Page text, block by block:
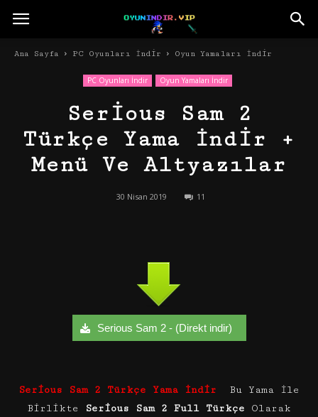
Ana Sayfa PC Oyunları İndir Oyun Yamaları İndir
PC Oyunları İndir Oyun Yamaları İndir
Serious Sam 2
Türkçe Yama İndir +
Menü Ve Altyazılar
30 Nisan 2019 11
Serious Sam 2 - (Direkt indir)
Serious Sam 2 Türkçe Yama İndir Bu Yama İle
Birlikte
Serious Sam 2 Full Türkçe Olarak